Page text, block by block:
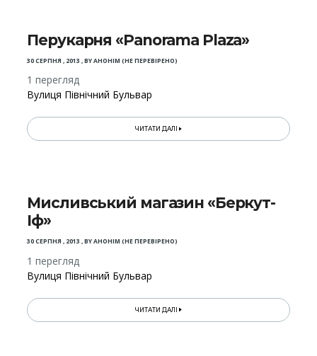
Перукарня «Panorama Plaza»
30 СЕРПНЯ , 2013 ,BYАНОНІМ (НЕ ПЕРЕВІРЕНО)
1 перегляд
Вулиця Північний Бульвар
ЧИТАТИ ДАЛІ
Мисливський магазин «Беркут-
Іф»
30 СЕРПНЯ , 2013 ,BYАНОНІМ (НЕ ПЕРЕВІРЕНО)
1 перегляд
Вулиця Північний Бульвар
ЧИТАТИ ДАЛІ